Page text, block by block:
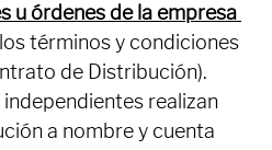
subordinados ni
u órdenes de la empresa
términos y condiciones
de Distribución).
realizan